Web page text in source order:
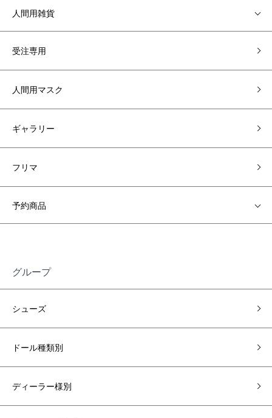
人間用雑貨
受注専用
人間用マスク
ギャラリー
フリマ
予約商品
グループ
シューズ
ドール種類別
ディーラー様別